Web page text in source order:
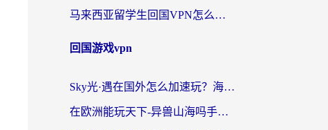
马来西亚留学生回国VPN怎么选？3个避坑点+1款实测好用的加速器推荐
回国游戏vpn
Sky光·遇在国外怎么加速玩？海外党亲测有效的国服游戏加速指南
在欧洲能玩天下-异兽山海吗手游？海外玩家的加速器生存指南